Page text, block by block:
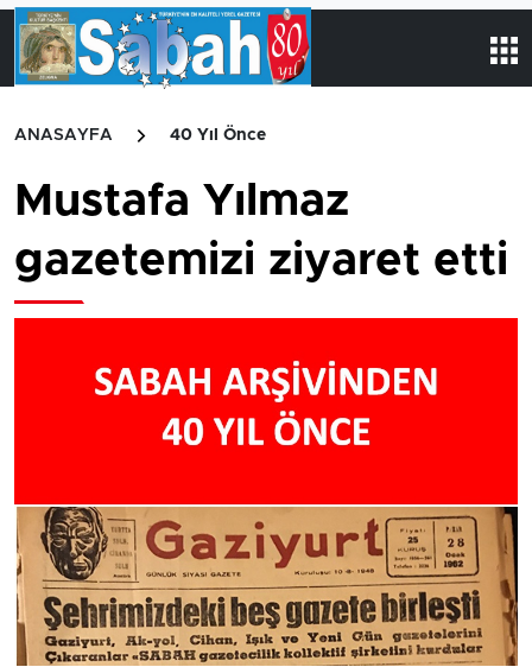
ANASAYFA 40 Yıl Önce
Mustafa Yılmaz
gazetemizi ziyaret etti